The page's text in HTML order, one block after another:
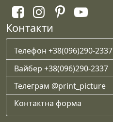
Контакти
Телефон +38(096)290-2337
Вайбер +38(096)290-2337
Телеграм @print_picture
Контактна форма